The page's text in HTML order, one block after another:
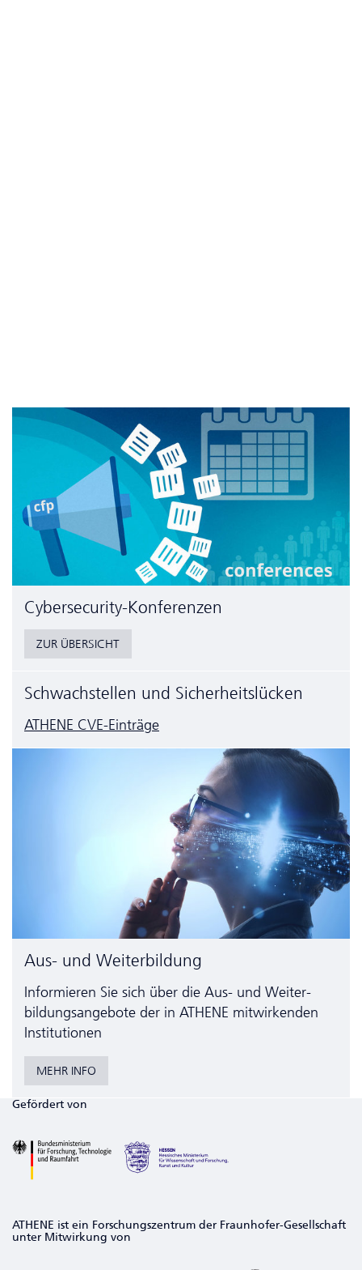
Cyber­security-Konferenzen
ZUR ÜBERSICHT
Schwachstellen und Sicherheitslücken
ATHENE CVE-Einträge
Aus- und Weiterbildung
Informieren Sie sich über die Aus- und Weiter­
bildungs­angebote der in ATHENE mitwirkenden
Institutionen
MEHR INFO
Gefördert von
ATHENE ist ein Forschungszentrum der Fraunhofer-Gesellschaft
unter Mitwirkung von